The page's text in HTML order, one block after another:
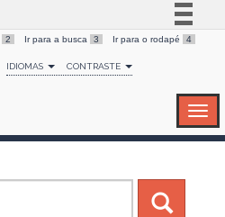
Simplifique!
Comunica BR
Canais
2 Ir para a busca 3 Ir para o rodapé 4
IDIOMAS CONTRASTE